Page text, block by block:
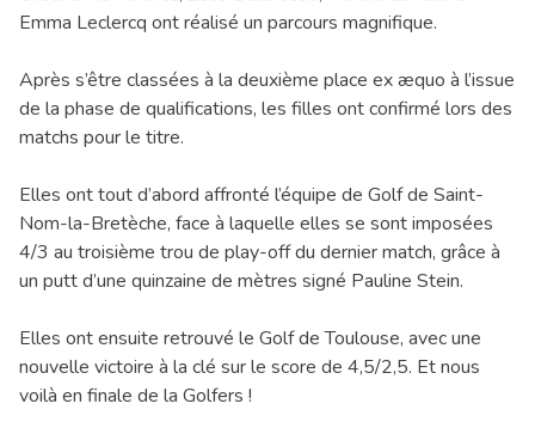
Emma Leclercq ont réalisé un parcours magnifique.
Après s’être classées à la deuxième place ex æquo à l’issue
de la phase de qualifications, les filles ont confirmé lors des
matchs pour le titre.
Elles ont tout d’abord affronté l’équipe de Golf de Saint-
Nom-la-Bretèche, face à laquelle elles se sont imposées
4/3 au troisième trou de play-off du dernier match, grâce à
un putt d’une quinzaine de mètres signé Pauline Stein.
Elles ont ensuite retrouvé le Golf de Toulouse, avec une
nouvelle victoire à la clé sur le score de 4,5/2,5. Et nous
voilà en finale de la Golfers !
Résultats de compétitions & actualités
Découvrir le golf
Séminaire & restauration
Hébergement